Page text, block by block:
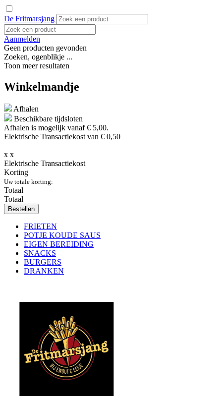
De Fritmarsjang
Aanmelden
Geen producten gevonden
Zoeken, ogenblikje ...
Toon meer resultaten
Winkelmandje
Afhalen
Beschikbare tijdsloten
Afhalen is mogelijk vanaf€ 5,00.
Elektrische Transactiekost van € 0,50
x x
Elektrische Transactiekost
Korting
Uw totale korting:
Totaal
Totaal
Bestellen
FRIETEN
POTJE KOUDE SAUS
EIGEN BEREIDING
SNACKS
BURGERS
DRANKEN